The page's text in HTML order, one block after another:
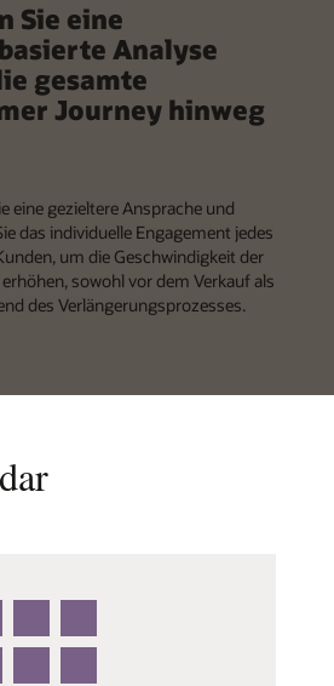
Sie eine
Analyse
gesamte
Journey hinweg
eine gezieltere Ansprache und
das individuelle Engagement jedes
um die Geschwindigkeit der
sowohl vor dem Verkauf als
des Verlängerungsprozesses.